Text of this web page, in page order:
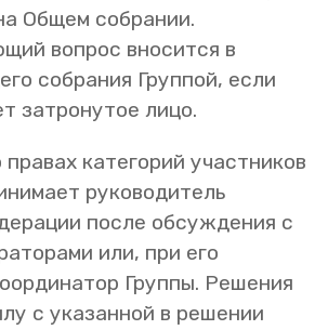
Общем собрании.
вопрос вносится в
собрания Группой, если
затронутое лицо.
категорий участников
руководитель
после обсуждения с
или, при его
Группы. Решения
с указанной в решении